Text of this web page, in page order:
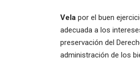
Velapor el buen
adecuada a los
preservación del
administración de los